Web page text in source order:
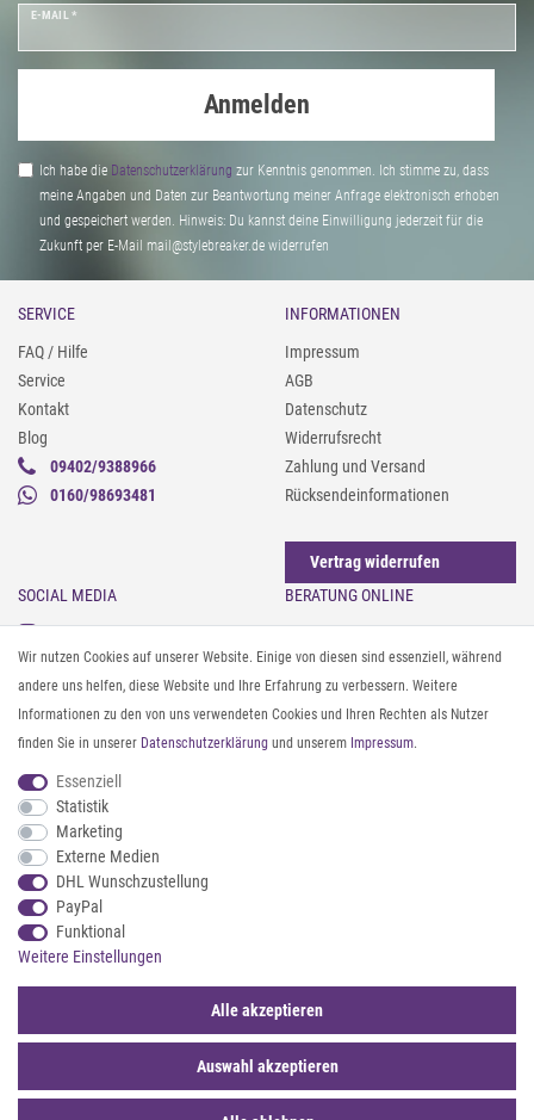
E-MAIL *
Anmelden
Ich habe die Daten­schutz­erklärung zur Kenntnis genommen. Ich stimme zu, dass
meine Angaben und Daten zur Beantwortung meiner Anfrage elektronisch erhoben
und gespeichert werden. Hinweis: Du kannst deine Einwilligung jederzeit für die
Zukunft per E-Mail mail@stylebreaker.de widerrufen
SERVICE
FAQ / Hilfe
Service
Kontakt
Blog
09402/9388966
0160/98693481
INFORMATIONEN
Impressum
AGB
Datenschutz
Widerrufsrecht
Zahlung und Versand
Rücksendeinformationen
Vertrag widerrufen
SOCIAL MEDIA
Instagram
Facebook
Pinterest
Twitter
Youtube
Threads
BERATUNG ONLINE
Gürtel messen & kürzen
Sonnenbrillen & UV-Schutz
Textilpflege
Textil- und Material-Guide
Geldbörse richtig organisieren
ZAHLUNG & VERSAND
Wir nutzen Cookies auf unserer Website. Einige von diesen sind essenziell, während
andere uns helfen, diese Website und Ihre Erfahrung zu verbessern. Weitere
Informationen zu den von uns verwendeten Cookies und Ihren Rechten als Nutzer
finden Sie in unserer Daten­schutz­erklärung und unserem Impressum.
Essenziell
Statistik
Marketing
Externe Medien
DHL Wunschzustellung
PayPal
Funktional
Weitere Einstellungen
Auswahl akzeptieren
Alle akzeptieren
© 2026 styleBREAKER | Alle Rechte vorbehalten. |
*Sternchentexte und rechtliche Hinweise